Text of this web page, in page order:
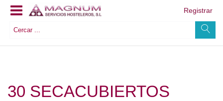
Registrar
30 SECACUBIERTOS